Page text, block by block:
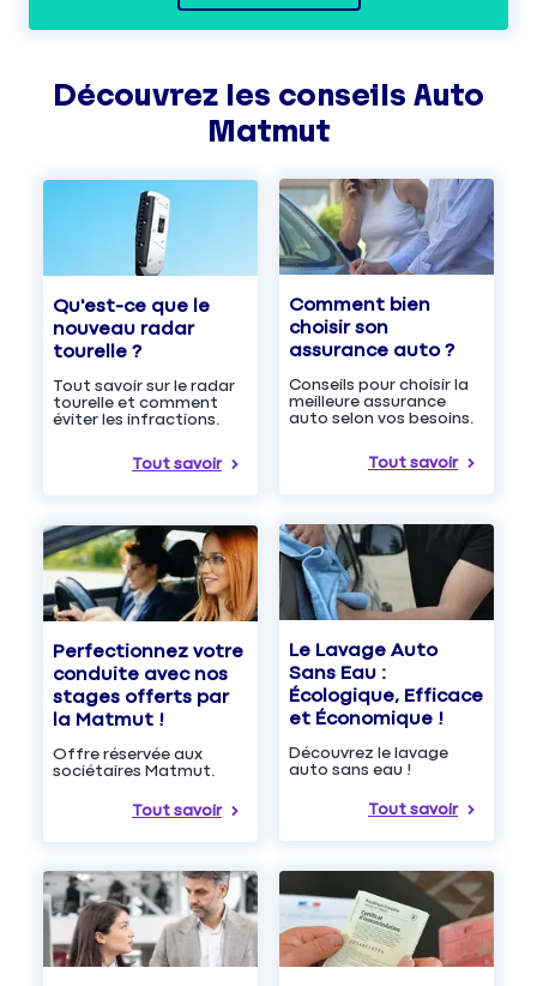
Découvrez les conseils Auto
Matmut
Qu'est-ce que le
nouveau radar
tourelle ?
Tout savoir sur le radar
tourelle et comment
éviter les infractions.
Tout savoir
Comment bien
choisir son
assurance auto ?
Conseils pour choisir la
meilleure assurance
auto selon vos besoins.
Tout savoir
Perfectionnez votre
conduite avec nos
stages offerts par
la Matmut !
Offre réservée aux
sociétaires Matmut.
Tout savoir
Le Lavage Auto
Sans Eau :
Écologique, Efficace
et Économique !
Découvrez le lavage
auto sans eau !
Tout savoir